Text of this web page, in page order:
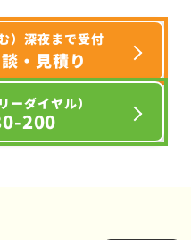
）深夜まで受付
・見積り
ーダイヤル）
200